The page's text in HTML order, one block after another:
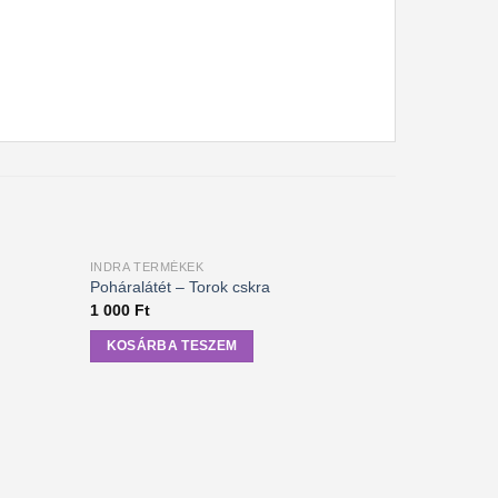
INDRA TERMÉKEK
Poháralátét – Torok cskra
1 000 Ft
KOSÁRBA TESZEM